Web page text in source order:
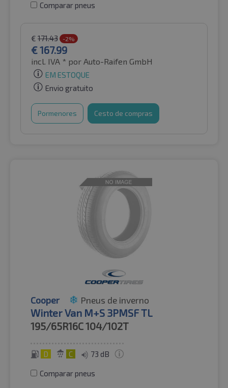
Comparar pneus
€ 171.43 -2%
€167.99
incl. IVA * por Auto-Raifen GmbH
EM ESTOQUE
Envio gratuito
Pormenores Cesto de compras
Cooper Pneus de inverno
Winter Van M+S 3PMSF TL
195/65R16C104/102T
D C 73 dB
Comparar pneus